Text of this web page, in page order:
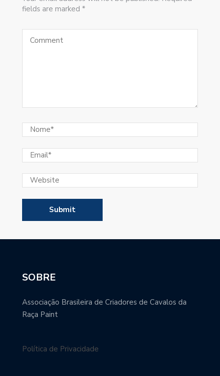
fields are marked *
SOBRE
Associação Brasileira de Criadores de Cavalos da
Raça Paint
Política de Privacidade